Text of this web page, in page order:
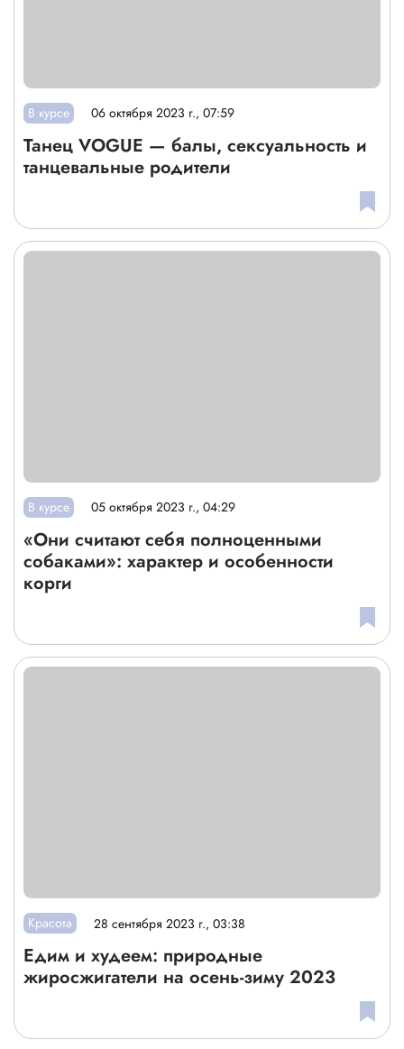
В курсе 06 октября 2023 г., 07:59
Танец VOGUE — балы, сексуальность и
танцевальные родители
В курсе 05 октября 2023 г., 04:29
«Они считают себя полноценными
собаками»: характер и особенности
корги
Красота 28 сентября 2023 г., 03:38
Едим и худеем: природные
жиросжигатели на осень-зиму 2023